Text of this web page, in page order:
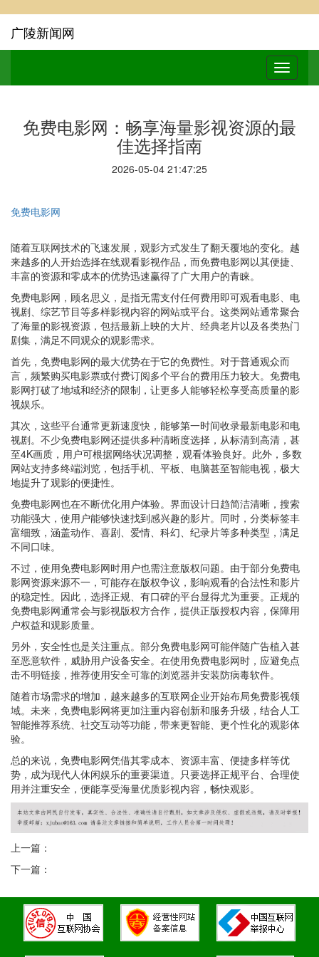
广陵新闻网
免费电影网：畅享海量影视资源的最
佳选择指南
2026-05-04 21:47:25
免费电影网
随着互联网技术的飞速发展，观影方式发生了翻天覆地的变化。越
来越多的人开始选择在线观看影视作品，而免费电影网以其便捷、
丰富的资源和零成本的优势迅速赢得了广大用户的青睐。
免费电影网，顾名思义，是指无需支付任何费用即可观看电影、电
视剧、综艺节目等多样影视内容的网站或平台。这类网站通常聚合
了海量的影视资源，包括最新上映的大片、经典老片以及各类热门
剧集，满足不同观众的观影需求。
首先，免费电影网的最大优势在于它的免费性。对于普通观众而
言，频繁购买电影票或付费订阅多个平台的费用压力较大。免费电
影网打破了地域和经济的限制，让更多人能够轻松享受高质量的影
视娱乐。
其次，这些平台通常更新速度快，能够第一时间收录最新电影和电
视剧。不少免费电影网还提供多种清晰度选择，从标清到高清，甚
至4K画质，用户可根据网络状况调整，观看体验良好。此外，多数
网站支持多终端浏览，包括手机、平板、电脑甚至智能电视，极大
地提升了观影的便捷性。
免费电影网也在不断优化用户体验。界面设计日趋简洁清晰，搜索
功能强大，使用户能够快速找到感兴趣的影片。同时，分类标签丰
富细致，涵盖动作、喜剧、爱情、科幻、纪录片等多种类型，满足
不同口味。
不过，使用免费电影网时用户也需注意版权问题。由于部分免费电
影网资源来源不一，可能存在版权争议，影响观看的合法性和影片
的稳定性。因此，选择正规、有口碑的平台显得尤为重要。正规的
免费电影网通常会与影视版权方合作，提供正版授权内容，保障用
户权益和观影质量。
另外，安全性也是关注重点。部分免费电影网可能伴随广告植入甚
至恶意软件，威胁用户设备安全。在使用免费电影网时，应避免点
击不明链接，推荐使用安全可靠的浏览器并安装防病毒软件。
随着市场需求的增加，越来越多的互联网企业开始布局免费影视领
域。未来，免费电影网将更加注重内容创新和服务升级，结合人工
智能推荐系统、社交互动等功能，带来更智能、更个性化的观影体
验。
总的来说，免费电影网凭借其零成本、资源丰富、便捷多样等优
势，成为现代人休闲娱乐的重要渠道。只要选择正规平台、合理使
用并注重安全，便能享受海量优质影视内容，畅快观影。
上一篇：
下一篇：